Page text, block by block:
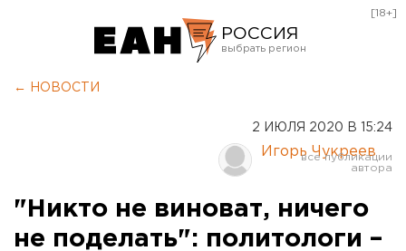
РОССИЯ
Курган
Оренбург
[18+]
← НОВОСТИ
2 ИЮЛЯ 2020 В 15:24
Игорь Чукреев
"Никто не виноват, ничего
не поделать": политологи –